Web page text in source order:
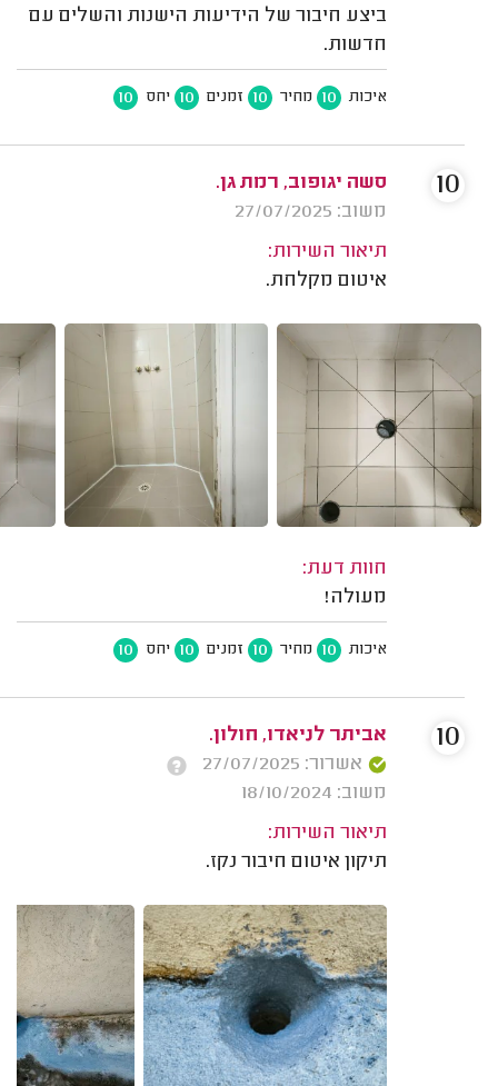
ביצע חיבור של הידיעות הישנות והשלים עם
חדשות.
איכות 10 מחיר 10 זמנים 10 יחס 10
סשה יגופוב, רמת גן.
משוב: 27/07/2025
תיאור השירות:
איטום מקלחת.
חוות דעת:
מעולה!
איכות 10 מחיר 10 זמנים 10 יחס 10
10
אביתר לניאדו, חולון.
אשרור: 27/07/2025
משוב: 18/10/2024
תיאור השירות:
תיקון איטום חיבור נקז.
10